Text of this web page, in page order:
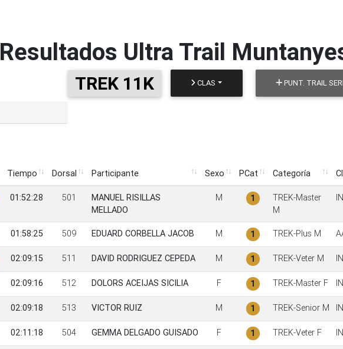
Resultados Ultra Trail
TREK 11K CLAS PUNT. TRAIL
Tiempo Dorsal Participante Sexo PCat Categoría
Tiempo Dorsal Participante Sexo PCat Categoría
01:52:28 501
MANUEL RISILLAS
MELLADO
M 1
TREK-Master
M
01:58:25 509 EDUARD CORBELLA JACOB M 1 TREK-Plus M
02:09:15 511 DAVID RODRIGUEZ CEPEDA M 1 TREK-Veter M
02:09:16 512 DOLORS ACEIJAS SICILIA F 1 TREK-Master F
02:09:18 513 VICTOR RUIZ M 1 TREK-Senior M
02:11:18 504 GEMMA DELGADO GUISADO F 1 TREK-Veter F